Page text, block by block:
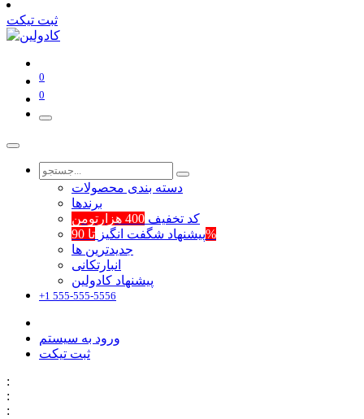
ثبت تیکت
0
0
دسته بندی محصولات
برند‌ها
کد تخفیف 400 هزارتومن
پیشنهاد شگفت انگیزتا 90%
جدیدترین ها
انبارتکانی
پیشنهاد کادولین
+1 555-555-5556
ورود به سیستم
ثبت تیکت
:
:
: